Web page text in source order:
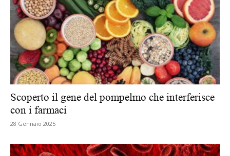
Scoperto il gene del pompelmo che interferisce
con i farmaci
28 Gennaio 2025